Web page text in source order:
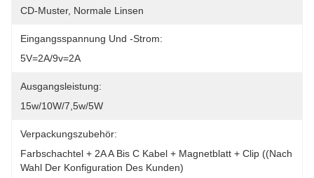
CD-Muster, Normale Linsen
Eingangsspannung Und -strom:
5V=2A/9v=2A
Ausgangsleistung:
15w/10W/7,5w/5W
Verpackungszubehör:
Farbschachtel + 2A A Bis C Kabel + Magnetblatt + Clip ((nach
Wahl Der Konfiguration Des Kunden)